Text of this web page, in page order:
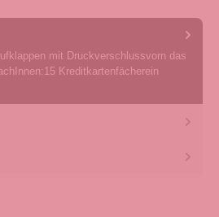
mit Druckverschlussvorn das
Kreditkartenfächerein